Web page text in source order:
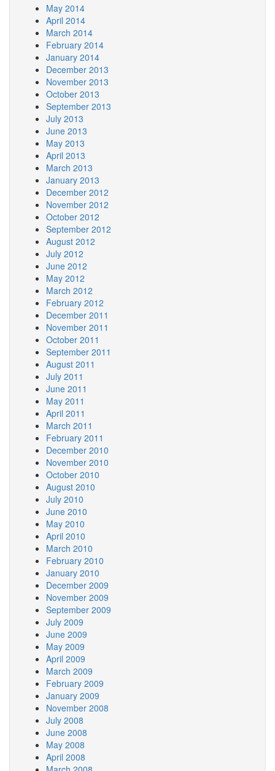
May 2014
April 2014
March 2014
February 2014
January 2014
December 2013
November 2013
October 2013
September 2013
July 2013
June 2013
May 2013
April 2013
March 2013
January 2013
December 2012
November 2012
October 2012
September 2012
August 2012
July 2012
June 2012
May 2012
March 2012
February 2012
December 2011
November 2011
October 2011
September 2011
August 2011
July 2011
June 2011
May 2011
April 2011
March 2011
February 2011
December 2010
November 2010
October 2010
August 2010
July 2010
June 2010
May 2010
April 2010
March 2010
February 2010
January 2010
December 2009
November 2009
September 2009
July 2009
June 2009
May 2009
April 2009
March 2009
February 2009
January 2009
November 2008
July 2008
June 2008
May 2008
April 2008